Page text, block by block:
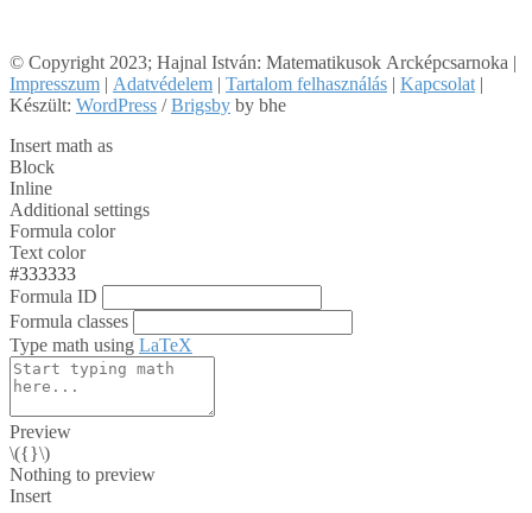
© Copyright 2023; Hajnal István: Matematikusok Arcképcsarnoka |
Impresszum | Adatvédelem | Tartalom felhasználás | Kapcsolat |
Készült: WordPress /Brigsby by bhe
Insert math as
Block
Inline
Additional settings
Formula color
Text color
#333333
Formula ID
Formula classes
Type math using LaTeX
Preview
\({}\)
Nothing to preview
Insert